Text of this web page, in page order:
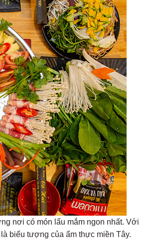
nơi có món lẩu mắm ngon nhất. Với
biểu tượng của ẩm thực miền Tây.